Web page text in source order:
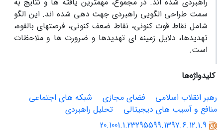
سمت طراحی الگویی راهبردی جهت دهی شده اند. این الگو
شامل نقاط قوت کنونی، نقاط ضعف کنونی، فرصتهای بالقوه،
تهدیدها، دلایل زمینه ای تهدیدها و ضرورت ها و ملاحظات
است.
کلیدواژه‌ها
رهبر انقلاب اسلامی
فضای مجازی
شبکه های اجتماعی
منافع و آسیب های دیجیتالی
تحلیل راهبردی
20.1001.1.23295599.1397.6.12.1.9